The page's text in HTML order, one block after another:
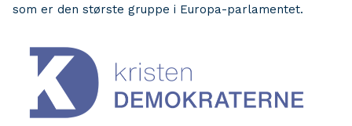
som er den største gruppe i Europa-parlamentet.